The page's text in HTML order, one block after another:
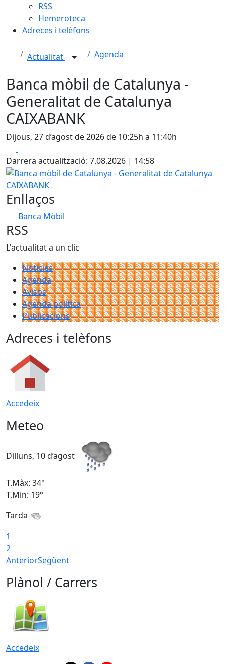
RSS
Hemeroteca
Adreces i telèfons
Actualitat Agenda
Banca mòbil de Catalunya -
Generalitat de Catalunya
CAIXABANK
Dijous, 27 d’agost de 2026 de 10:25h a 11:40h
Darrera actualització: 7.08.2026 | 14:58
Banca mòbil de Catalunya - Generalitat de Catalunya
Enllaços
Banca Mòbil
RSS
L'actualitat a un clic
Notícies
Agenda
Avisos
Agenda política
Publicacions
Adreces i telèfons
Accedeix
Meteo
Dilluns, 10 d’agost
T.Màx: 34°
T.Min: 19°
Tarda
1
2
AnteriorSegüent
Plànol / Carrers
Accedeix